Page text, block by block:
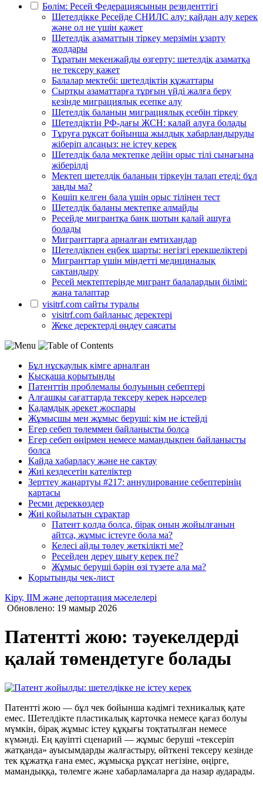
Бөлім: Ресей Федерациясының резиденттігі
Шетелдікке Ресейде СНИЛС алу: қайдан алу керек
және ол не үшін қажет
Шетелдік азаматтың тіркеу мерзімін ұзарту
жолдары
Тұратын мекенжайды өзгерту: шетелдік азаматқа
не тексеру қажет
Балалар мектебі: шетелдіктің құжаттары
Сыртқы азаматтарға тұрғын үйді жалға беру
кезінде миграциялық есепке алу
Шетелдік баланың миграциялық есебін тіркеу
Шетелдіктің РФ-дағы ЖСН: қалай алуға болады
Тұруға рұқсат бойынша жылдық хабарландыруды
жіберіп алсаңыз: не істеу керек
Шетелдік бала мектепке дейін орыс тілі сынағына
жіберілді
Мектеп шетелдік баланың тіркеуін талап етеді: бұл
заңды ма?
Көшіп келген бала үшін орыс тілінен тест
Шетелдік баланы мектепке алмайды
Ресейде мигрантқа банк шотын қалай ашуға
болады
Мигранттарға арналған емтихандар
Шетелдікпен еңбек шарты: негізгі ерекшеліктері
Мигранттар үшін міндетті медициналық
сақтандыру
Ресей мектептерінде мигрант балалардың білімі:
жаңа талаптар
visitrf.com сайты туралы
visitrf.com байланыс деректері
Жеке деректерді өңдеу саясаты
Бұл нұсқаулық кімге арналған
Қысқаша қорытынды
Патенттің проблемалы болуының себептері
Алғашқы сағаттарда тексеру керек нәрселер
Қадамдық әрекет жоспары
Жұмысшы мен жұмыс беруші: кім не істейді
Егер себеп төлеммен байланысты болса
Егер себеп өңірмен немесе мамандықпен байланысты
болса
Қайда хабарласу және не сақтау
Жиі кездесетін қателіктер
Зерттеу жаңартуы #217: аннулирование себептерінің
картасы
Ресми дереккөздер
Жиі қойылатын сұрақтар
Патент қолда болса, бірақ оның жойылғанын
айтса, жұмыс істеуге бола ма?
Келесі айды төлеу жеткілікті ме?
Ресейден дереу шығу керек пе?
Жұмыс беруші бәрін өзі түзете ала ма?
Қорытынды чек-лист
Кіру, ІІМ және депортация мәселелері
Обновлено: 19 мамыр 2026
Патентті жою: тәуекелдерді
қалай төмендетуге болады
Патентті жою — бұл чек бойынша кәдімгі техникалық қате
емес. Шетелдікте пластикалық карточка немесе қағаз болуы
мүмкін, бірақ жұмыс істеу құқығы тоқтатылған немесе
күмәнді. Ең қауіпті сценарий — жұмыс беруші «тексеріп
жатқанда» ауысымдарды жалғастыру, өйткені тексеру кезінде
тек құжатқа ғана емес, жұмысқа рұқсат негізіне, өңірге,
мамандыққа, төлемге және хабарламаларға да назар аударады.